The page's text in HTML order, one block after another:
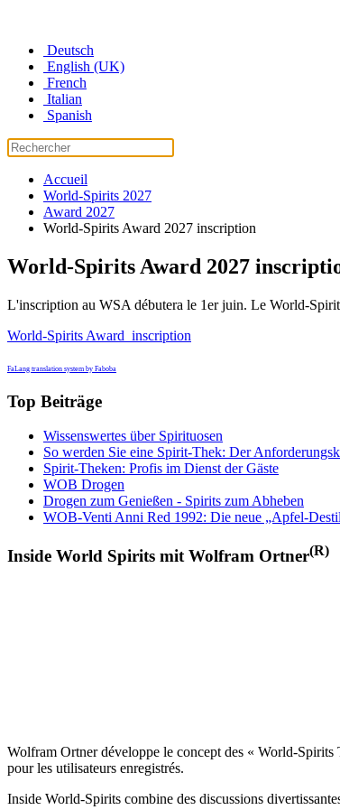
Deutsch
English (UK)
French
Italian
Spanish
Accueil
World-Spirits 2027
Award 2027
World-Spirits Award 2027 inscription
World-Spirits Award 2027
L'inscription au WSA débutera le 1er juin. Le World-
World-Spirits Award inscription
FaLang translation system by Faboba
Top Beiträge
Wissenswertes über Spirituosen
So werden Sie eine Spirit-Thek: Der
Spirit-Theken: Profis im Dienst der Gäste
WOB Drogen
Drogen zum Genießen - Spirits zum Abheben
WOB-Venti Anni Red 1992: Die neue „Apfel-
Inside World Spirits mit Wolfram Ortner(R)
Wolfram Ortner développe le concept des « World-
pour les utilisateurs enregistrés.
Inside World-Spirits combine des discussions